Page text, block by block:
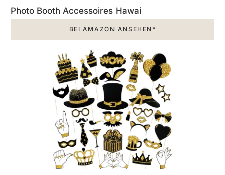
Photo Booth Accessoires Hawai
BEI AMAZON ANSEHEN*